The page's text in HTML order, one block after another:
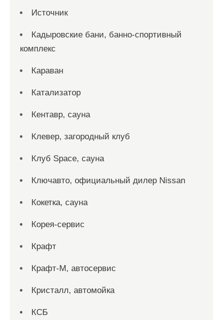
Источник
Кадыровские бани, банно-спортивный
комплекс
Караван
Катализатор
Кентавр, сауна
Клевер, загородный клуб
Клуб Space, сауна
Ключавто, официальный дилер Nissan
Кокетка, сауна
Корея-сервис
Крафт
Крафт-М, автосервис
Кристалл, автомойка
КСБ